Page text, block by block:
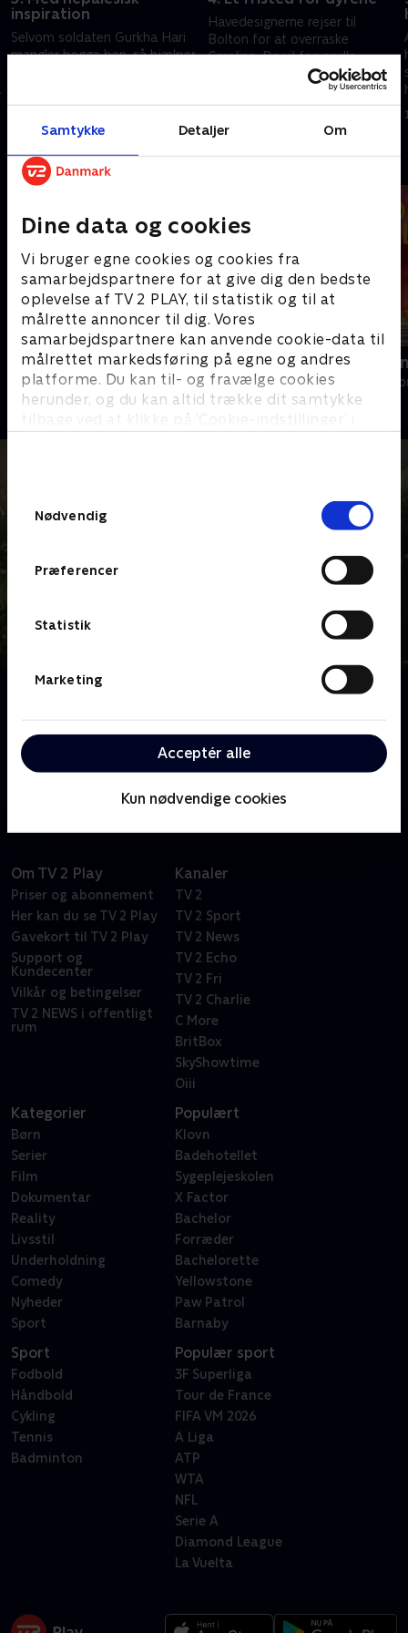
Samtykke Detaljer Om
Dine data og cookies
Vi bruger egne cookies og cookies fra
samarbejdspartnere for at give dig den bedste
oplevelse af TV 2 PLAY, til statistik og til at
målrette annoncer til dig. Vores
samarbejdspartnere kan anvende cookie-data til
målrettet markedsføring på egne og andres
platforme. Du kan til- og fravælge cookies
herunder, og du kan altid trække dit samtykke
tilbage ved at klikke på ’Cookie-indstillinger’ i
Nødvendig
Præferencer
Statistik
Marketing
Acceptér alle
Kun nødvendige cookies
inspiration
Selvom soldaten Gurkha Hari
mangler begge ben, så hjælper
Alan og teamet. Det er tid til
en ny have!
Havedesignerne rejser til
Bolton for at overraske
Caroline. De vil forvandle
hendes utilgængelige vildmark
til en smuk have, hvor hun
nemt kan komme rundt.
Andre så også
Ryd op i dit liv
Livsstil • 6 sæsoner
Linde på
Livsstil • 5
engang katten vil lege i, og man ikke selv ejer de
grønneste fingre? Man tilkalder haveguru Alan
Om TV 2 Play
Priser og abonnement
Her kan du se TV 2 Play
Gavekort til TV 2 Play
Support og
Kundecenter
Vilkår og betingelser
TV 2 NEWS i offentligt
rum
Kanaler
TV 2
TV 2 Sport
TV 2 News
TV 2 Echo
TV 2 Fri
TV 2 Charlie
C More
BritBox
SkyShowtime
Oiii
Kategorier
Børn
Serier
Film
Dokumentar
Reality
Livsstil
Underholdning
Comedy
Nyheder
Sport
Populært
Klovn
Badehotellet
Sygeplejeskolen
X Factor
Bachelor
Forræder
Bachelorette
Yellowstone
Paw Patrol
Barnaby
Sport
Fodbold
Håndbold
Cykling
Tennis
Badminton
Populær sport
3F Superliga
Tour de France
FIFA VM 2026
A Liga
ATP
WTA
NFL
Serie A
Diamond League
La Vuelta